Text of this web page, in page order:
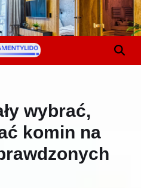
wybrać,
komin na